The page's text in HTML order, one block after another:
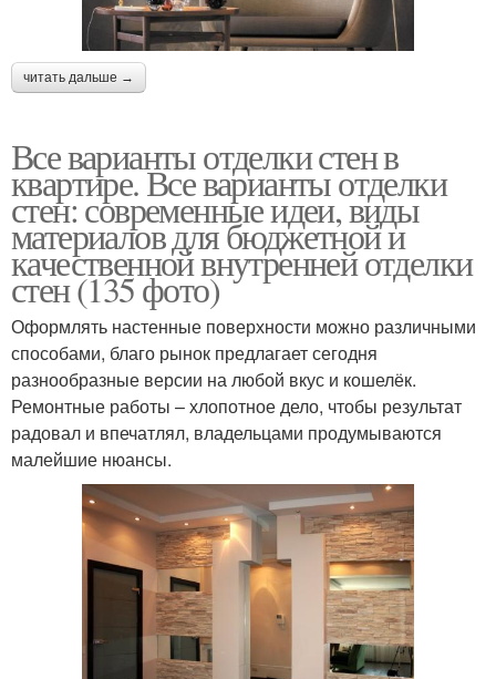
читать дальше →
Все варианты отделки стен в
квартире. Все варианты отделки
стен: современные идеи, виды
материалов для бюджетной и
качественной внутренней отделки
стен (135 фото)
Оформлять настенные поверхности можно различными
способами, благо рынок предлагает сегодня
разнообразные версии на любой вкус и кошелёк.
Ремонтные работы – хлопотное дело, чтобы результат
радовал и впечатлял, владельцами продумываются
малейшие нюансы.